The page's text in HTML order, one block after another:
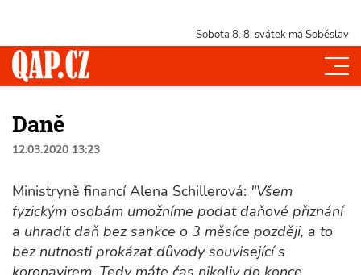
Sobota 8. 8. svátek má Soběslav
Daně
12.03.2020 13:23
Ministryně financí Alena Schillerová: "Všem
fyzickým osobám umožníme podat daňové přiznání
a uhradit daň bez sankce o 3 měsíce později, a to
bez nutnosti prokázat důvody související s